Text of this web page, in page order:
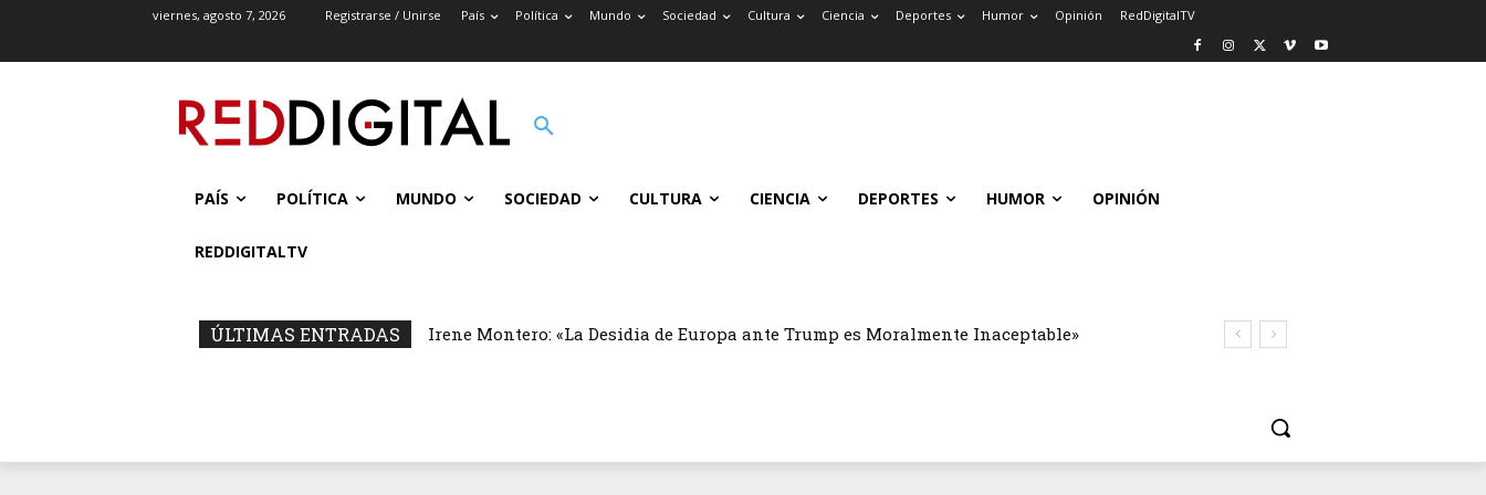
viernes, agosto 7, 2026 Registrarse / Unirse País Política Mundo Sociedad Cultura Ciencia Deportes Humor Opinión RedDigitalTV
PAÍS POLÍTICA MUNDO SOCIEDAD CULTURA CIENCIA DEPORTES HUMOR OPINIÓN
REDDIGITALTV
ÚLTIMAS ENTRADAS Irene Montero: «La Desidia de Europa ante Trump es Moralmente Inaceptable»